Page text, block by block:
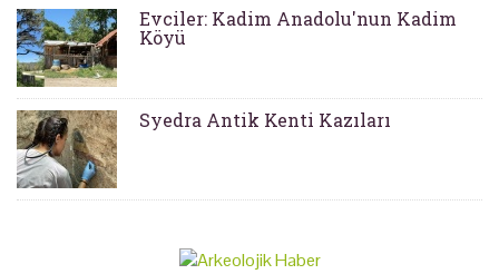
Evciler: Kadim Anadolu'nun Kadim
Köyü
Syedra Antik Kenti Kazıları